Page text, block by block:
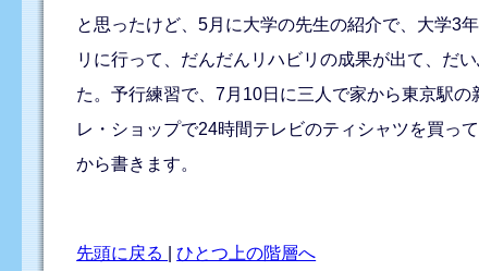
と思ったけど、5月に大学の先生の紹介で、大学3
リに行って、だんだんリハビリの成果が出て、だ
た。予行練習で、7月10日に三人で家から東京駅
レ・ショップで24時間テレビのティシャツを買っ
から書きます。
先頭に戻る |ひとつ上の階層へ